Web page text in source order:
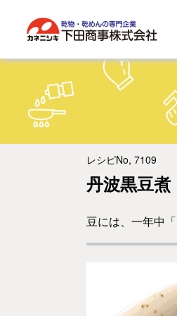
レシピNo, 7109
丹波黒豆煮
豆には、一年中